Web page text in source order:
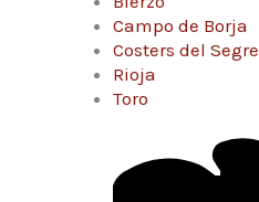
Campo de Borja
Costers del Segre
Rioja
Toro